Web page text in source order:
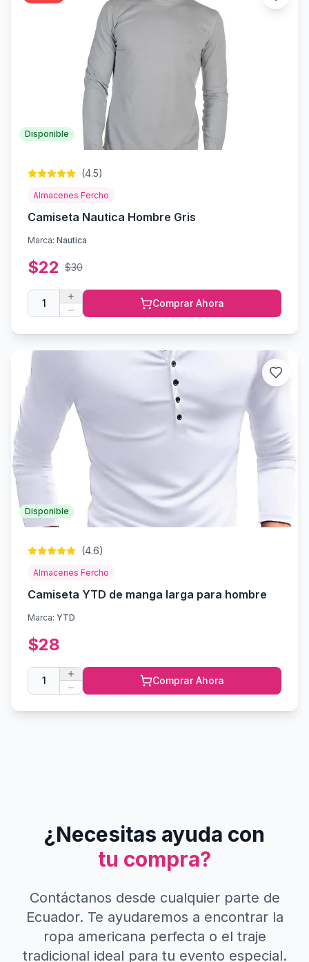
Disponible
(4.5)
Almacenes Fercho
Camiseta Nautica Hombre Gris
Marca: Nautica
$22 $30
1 Comprar Ahora
Disponible
(4.6)
Almacenes Fercho
Camiseta YTD de manga larga para hombre
Marca: YTD
$28
1 Comprar Ahora
¿Necesitas ayuda con
tu compra?
Contáctanos desde cualquier parte de
Ecuador. Te ayudaremos a encontrar la
ropa americana perfecta o el traje
tradicional ideal para tu evento especial.